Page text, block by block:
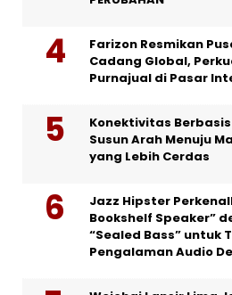
Farizon Resmikan
Cadang Global,
Purnajual di Pasar
Konektivitas
Susun Arah Menuju
yang Lebih Cerdas
Jazz Hipster
Bookshelf Speaker”
“Sealed Bass” untuk
Pengalaman Audio